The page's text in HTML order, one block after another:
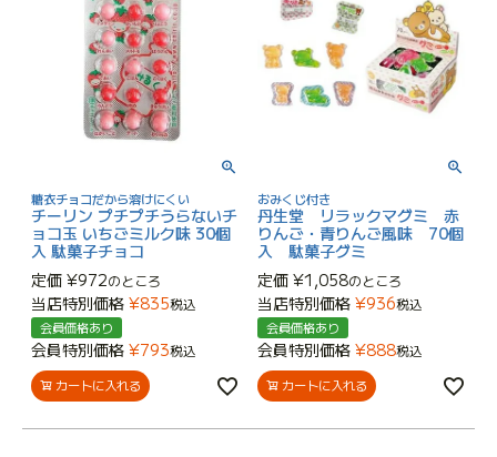
糖衣チョコだから溶けにくい
チーリン プチプチうらないチ
ョコ玉 いちごミルク味 30個
入 駄菓子チョコ
定価 ¥972のところ
当店特別価格 ¥835税込
会員価格あり
会員特別価格 ¥793税込
カートに入れる
おみくじ付き
丹生堂 リラックマグミ 赤
りんご・青りんご風味 70個
入 駄菓子グミ
定価 ¥1,058のところ
当店特別価格 ¥936税込
会員価格あり
会員特別価格 ¥888税込
カートに入れる